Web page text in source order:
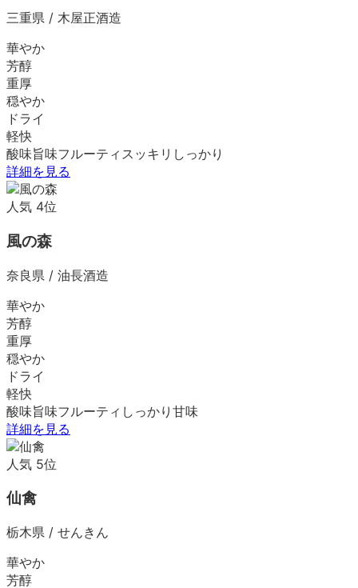
三重県 / 木屋正酒造
華やか
芳醇
重厚
穏やか
ドライ
軽快
酸味旨味フルーティ スッキリ しっかり
詳細を見る
人気 4位
風の森
奈良県 / 油長酒造
華やか
芳醇
重厚
穏やか
ドライ
軽快
酸味旨味フルーティ しっかり 甘味
詳細を見る
人気 5位
仙禽
栃木県 / せんきん
華やか
芳醇